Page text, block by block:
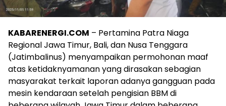
KABARENERGI.COM – Pertamina Patra Niaga
Regional Jawa Timur, Bali, dan Nusa Tenggara
(Jatimbalinus) menyampaikan permohonan maaf
atas ketidaknyamanan yang dirasakan sebagian
masyarakat terkait laporan adanya gangguan pada
mesin kendaraan setelah pengisian BBM di